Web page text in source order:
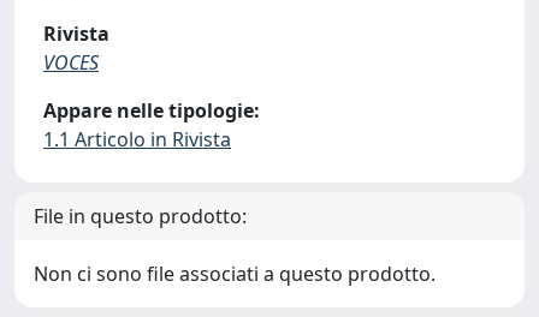
Rivista
VOCES
Appare nelle tipologie:
1.1 Articolo in Rivista
File in questo prodotto:
Non ci sono file associati a questo prodotto.